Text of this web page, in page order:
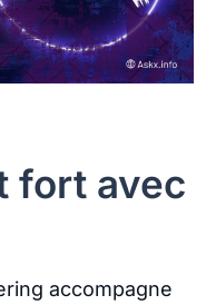
fort avec
accompagne